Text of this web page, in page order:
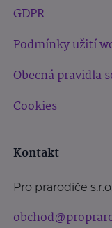
GDPR
Podmínky užití
Obecná pravidla
Cookies
Kontakt
Pro prarodiče